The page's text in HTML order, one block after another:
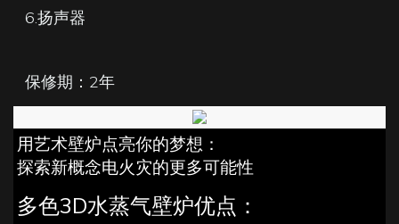
6.扬声器
保修期：2年
用艺术壁炉​​点亮你的梦想：
探索新概念电火灾的更多可能性
多色3D水蒸气壁炉优点：